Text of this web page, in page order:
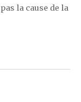
la cause de la